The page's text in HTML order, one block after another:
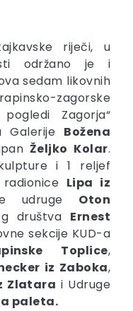
riječi, u
održano je i
sedam likovnih
zagorske
Zagorja“
Galerije Božena
Željko Kolar.
i 1 reljef
Lipa iz
udruge Oton
društva Ernest
sekcije KUD-a
Toplice,
iz Zaboka,
Zlatara i Udruge
paleta.